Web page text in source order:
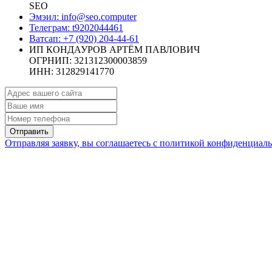
SEO
Эмэил: info@seo.computer
Телеграм: t9202044461
Ватсап: +7 (920) 204-44-61
ИП КОНДАУРОВ АРТЁМ ПАВЛОВИЧ
ОГРНИП: 321312300003859
ИНН: 312829141770
Отправить
Отправляя заявку, вы соглашаетесь с политикой